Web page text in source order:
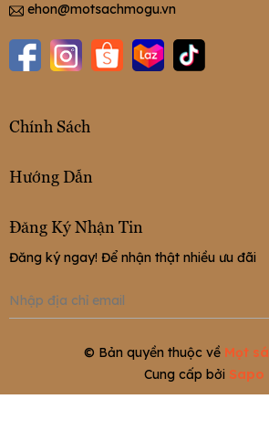
ehon@motsachmogu.vn
Chính Sách
Hướng Dẫn
Đăng Ký Nhận Tin
Đăng ký ngay! Để nhận thật nhiều ưu đãi
© Bản quyền thuộc về Mọt
Cung cấp bởi Sapo